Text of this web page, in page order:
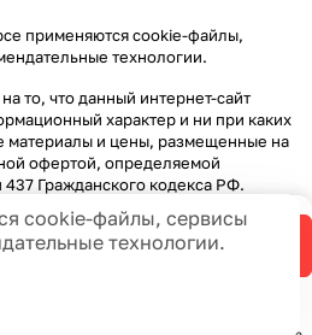
корзину
применяютсяcookie-файлы,
технологии.
то, что данный интернет-сайт
характер и ни при каких
материалы и цены, размещенные на
офертой, определяемой
Гражданского кодекса РФ.
cookie-файлы, сервисы
технологии.